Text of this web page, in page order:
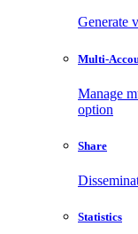
Generate
Multi-
Manage
option
Share
Statistics